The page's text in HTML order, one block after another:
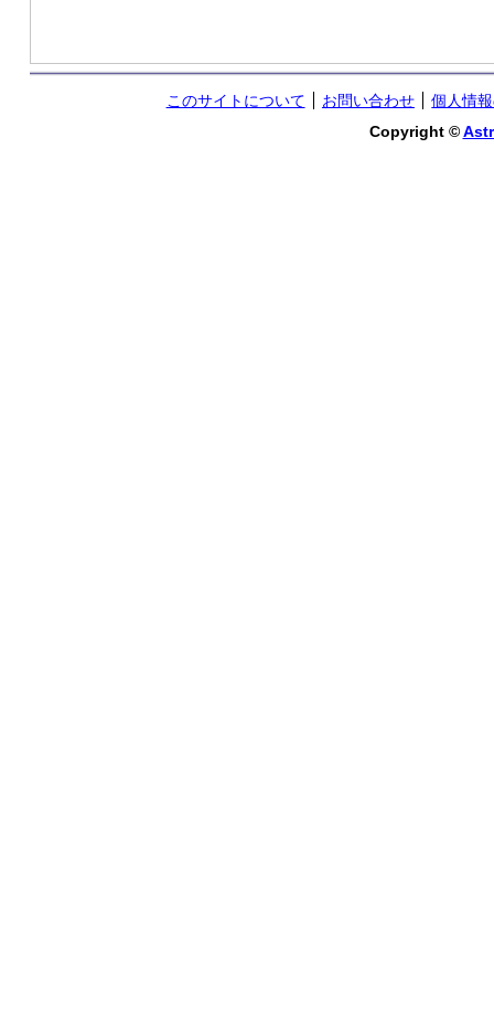
このサイトについて お問い合わせ
個人情
Copyright ©